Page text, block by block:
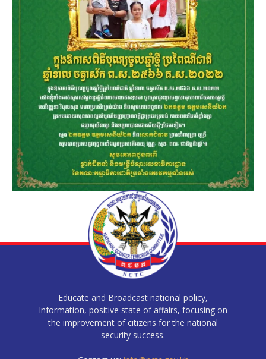
Educate and Broadcast national policy,
Information, positive state of affairs, focusing on
the improvement of citizens for the national
security success.